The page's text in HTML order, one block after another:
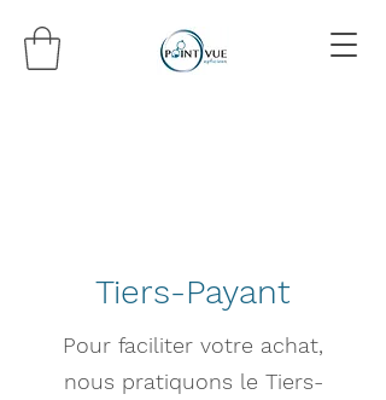
Tiers-Payant
Pour faciliter votre achat,
nous pratiquons le Tiers-